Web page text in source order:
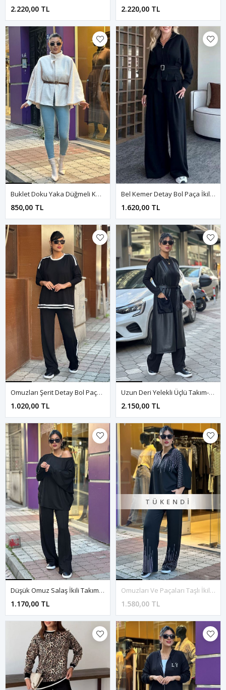
2.220,00 TL 2.220,00 TL
Buklet Doku Yaka Düğmeli Kemerli Panço-Krem
850,00 TL
Bel Kemer Detay Bol Paça İkili Takım-Siyah
1.620,00 TL
Omuzları Şerit Detay Bol Paça İkili Takım-Siyah
1.020,00 TL
Uzun Deri Yelekli Üçlü Takım-Siyah
2.150,00 TL
Düşük Omuz Salaş İkili Takım-Siyah
1.170,00 TL
TÜKENDI
Omuzları Ve Paçaları Taşlı İkili Takım-Siyah
1.580,00 TL